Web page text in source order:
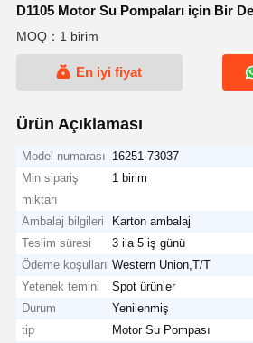
D1105 Motor Su Pompaları için Bir
MOQ：1 birim
En iyi fiyat
Ürün Açıklaması
Model numarası 16251-73037
Min sipariş
miktarı
1 birim
Ambalaj bilgileri
Karton ambalaj
Teslim süresi
3 ila 5 iş günü
Ödeme koşulları Western Union,T/T
Yetenek temini
Spot ürünler
Durum
Yenilenmiş
tip
Motor Su Pompası